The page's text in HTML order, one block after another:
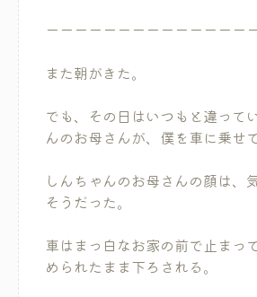
ーーーーーーーーーーーーーー
また朝がきた。
でも、その日はいつもと違って
んのお母さんが、僕を車に乗せ
しんちゃんのお母さんの顔は、
そうだった。
車はまっ白なお家の前で止まっ
められたまま下ろされる。